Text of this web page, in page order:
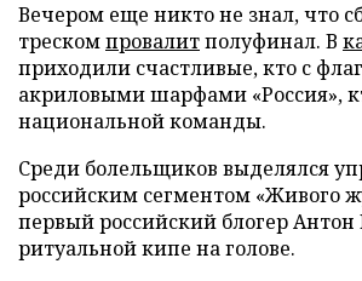
Вечером еще никто не знал, что
трескомпровалитполуфинал. В
приходили счастливые, кто с
акриловыми шарфами «Россия»,
национальной команды.
Среди болельщиков выделялся
российским сегментом «Живого
первый российский блогер Антон
ритуальной кипе на голове.